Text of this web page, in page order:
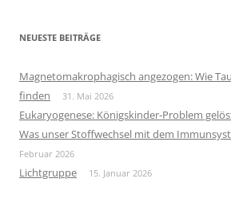
NEUESTE BEITRÄGE
Magnetomakrophagisch angezogen: Wie
finden
31. Mai 2026
Eukaryogenese: Königskinder-Problem
Was unser Stoffwechsel mit dem
Februar 2026
Lichtgruppe 15. Januar 2026